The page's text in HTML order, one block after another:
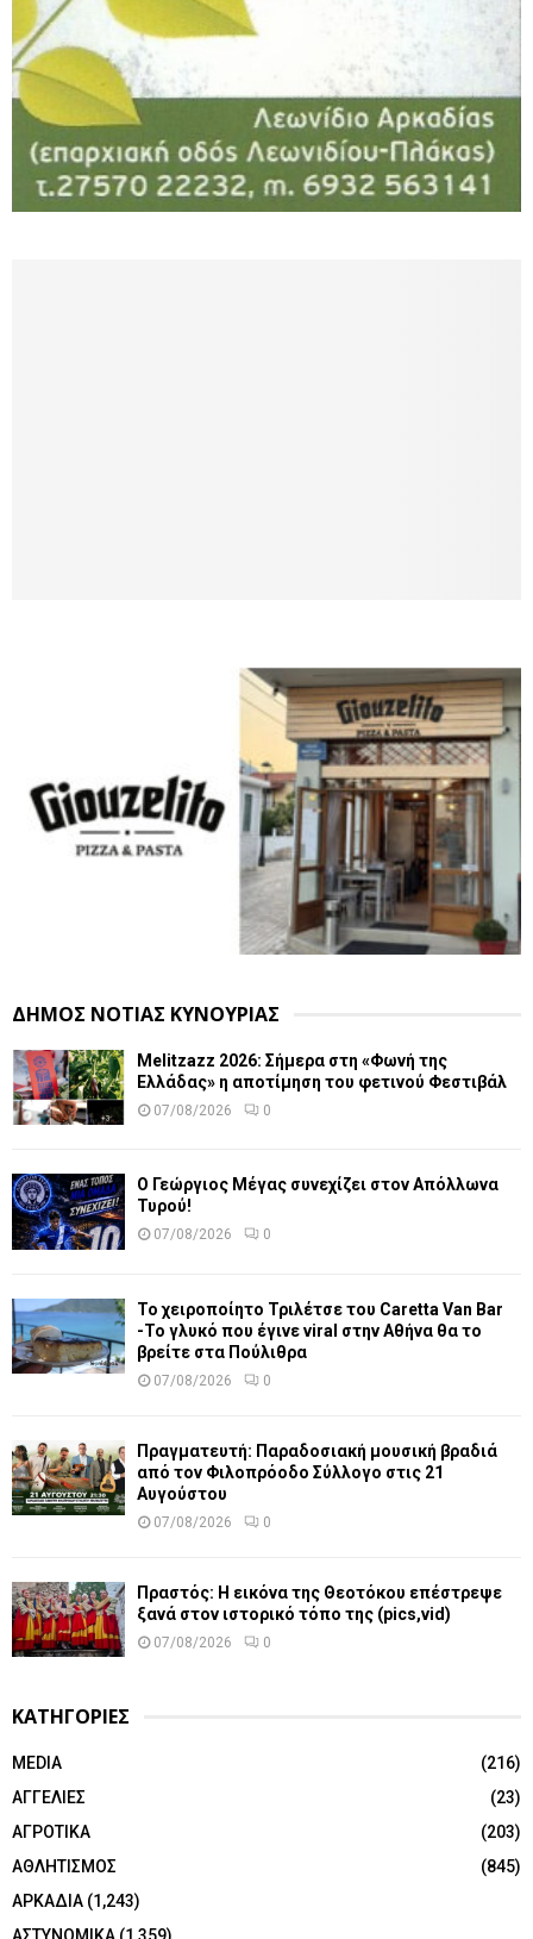
ΔΗΜΟΣ ΝΟΤΙΑΣ ΚΥΝΟΥΡΙΑΣ
Melitzazz 2026: Σήμερα στη «Φωνή της
Ελλάδας» η αποτίμηση του φετινού Φεστιβάλ
07/08/2026 0
Ο Γεώργιος Μέγας συνεχίζει στον Απόλλωνα
Τυρού!
07/08/2026 0
Το χειροποίητο Τριλέτσε του Caretta Van Bar
-Το γλυκό που έγινε viral στην Αθήνα θα το
βρείτε στα Πούλιθρα
07/08/2026 0
Πραγματευτή: Παραδοσιακή μουσική βραδιά
από τον Φιλοπρόοδο Σύλλογο στις 21
Αυγούστου
07/08/2026 0
Πραστός: Η εικόνα της Θεοτόκου επέστρεψε
ξανά στον ιστορικό τόπο της (pics,vid)
07/08/2026 0
ΚΑΤΗΓΟΡΙΕΣ
MEDIA
(216)
ΑΓΓΕΛΙΕΣ
(23)
ΑΓΡΟΤΙΚΑ
(203)
ΑΘΛΗΤΙΣΜΟΣ
(845)
ΑΡΚΑΔΙΑ (1,243)